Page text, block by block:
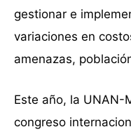
gestionar e
variaciones en
amenazas,
Este año, la UNAN-
congreso